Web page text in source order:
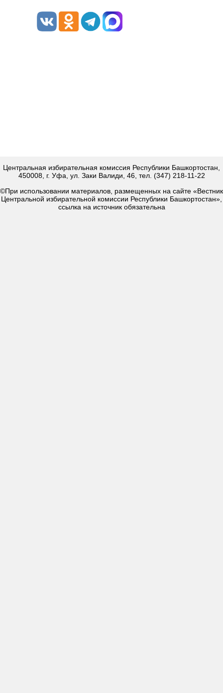
Центральная избирательная комиссия Республики Башкортостан,
450008, г. Уфа, ул. Заки Валиди, 46, тел. (347) 218-11-22
©При использовании материалов, размещенных на сайте «Вестник
Центральной избирательной комиссии Республики Башкортостан»,
ссылка на источник обязательна